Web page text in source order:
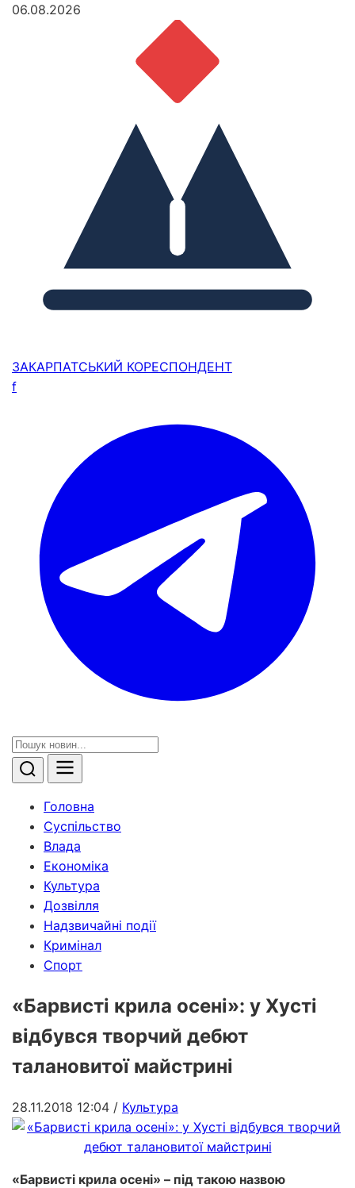
06.08.2026
ЗАКАРПАТСЬКИЙ КОРЕСПОНДЕНТ
f
Головна
Суспільство
Влада
Економіка
Культура
Дозвілля
Надзвичайні події
Кримінал
Спорт
«Барвисті крила осені»: у Хусті
відбувся творчий дебют
талановитої майстрині
28.11.2018 12:04 / Культура
«Барвисті крила осені» – під такою назвою